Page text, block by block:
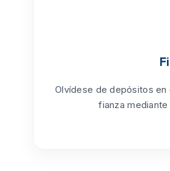
Olvídese de depósitos
fianza